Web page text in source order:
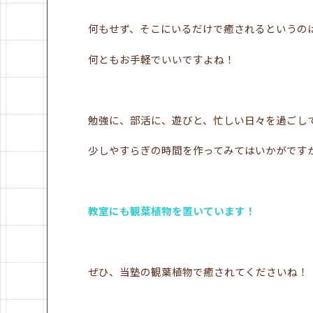
何もせず、そこにいるだけで癒されるというの
何ともお手軽でいいですよね！
勉強に、部活に、遊びと、忙しい日々を過ごし
少しやすらぎの時間を作ってみてはいかがです
教室にも観葉植物を置いています！
ぜひ、当塾の観葉植物で癒されてくださいね！